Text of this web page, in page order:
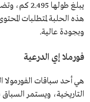
هذه الحلبة لمتطلبات
وبجودة عالية.
فورملا إي الدرعية
هي أحد سباقات الفورمولا
التاريخية، ويستمر